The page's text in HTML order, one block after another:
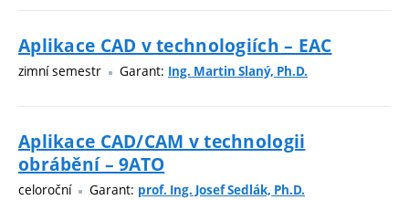
Aplikace CAD v technologiích – EAC
zimní semestr Garant: Ing. Martin Slaný, Ph.D.
Aplikace CAD/CAM v technologii
obrábění – 9ATO
celoroční Garant: prof. Ing. Josef Sedlák, Ph.D.